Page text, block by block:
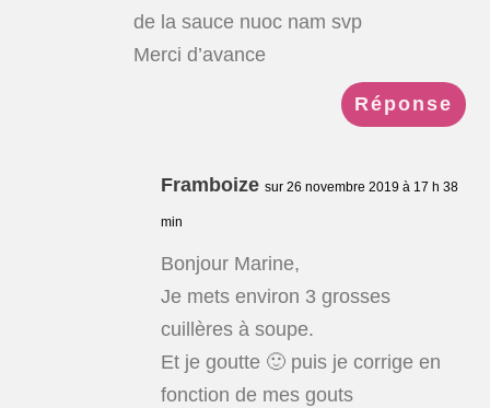
de la sauce nuoc nam svp
Merci d’avance
Réponse
Framboize sur 26 novembre 2019 à 17 h 38
min
Bonjour Marine,
Je mets environ 3 grosses
cuillères à soupe.
Et je goutte 🙂 puis je corrige en
fonction de mes gouts